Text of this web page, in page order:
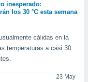
inesperado:
los 30 °C esta semana
cálidas en la
temperaturas a casi 30
23 May